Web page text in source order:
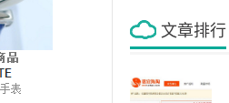
文章排行